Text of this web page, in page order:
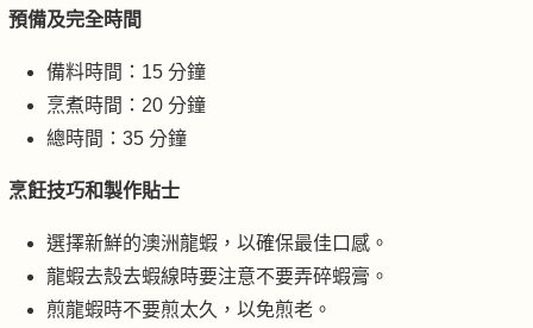
預備及完全時間
備料時間：15 分鐘
烹煮時間：20 分鐘
總時間：35 分鐘
烹飪技巧和製作貼士
選擇新鮮的澳洲龍蝦，以確保最佳口感。
龍蝦去殼去蝦線時要注意不要弄碎蝦膏。
煎龍蝦時不要煎太久，以免煎老。